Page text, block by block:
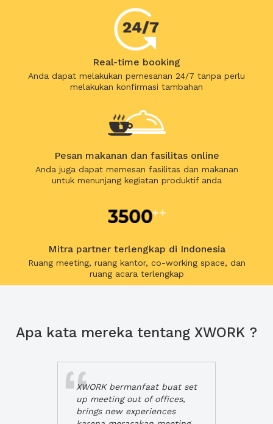
Real-time booking
Anda dapat melakukan pemesanan 24/7 tanpa perlu
melakukan konfirmasi tambahan
Pesan makanan dan fasilitas online
Anda juga dapat memesan fasilitas dan makanan
untuk menunjang kegiatan produktif anda
Mitra partner terlengkap di Indonesia
Ruang meeting, ruang kantor, co-working space, dan
ruang acara terlengkap
Apa kata mereka tentang XWORK ?
XWORK bermanfaat buat set
up meeting out of offices,
brings new experiences